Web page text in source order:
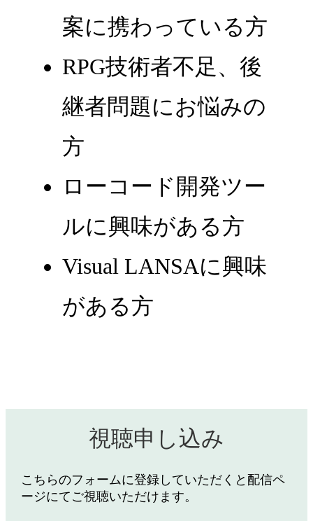
案に携わっている方
RPG技術者不足、後
継者問題にお悩みの
方
ローコード開発ツー
ルに興味がある方
Visual LANSAに興味
がある方
視聴申し込み
こちらのフォームに登録していただくと配信ペ
ージにてご視聴いただけます。